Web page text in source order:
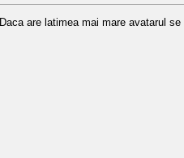
Daca are latimea mai mare avatarul